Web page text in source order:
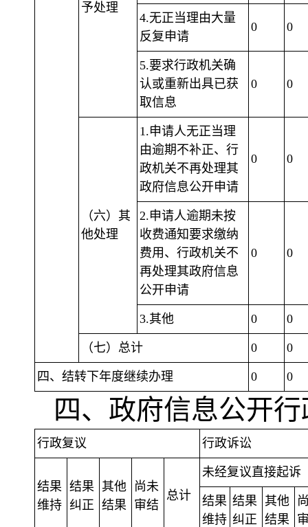
予处理
4.无正当理由大量
反复申请
0 0
5.要求行政机关确
认或重新出具已获
取信息
0 0
（六）其
他处理
1.申请人无正当理
由逾期不补正、行
政机关不再处理其
政府信息公开申请
0 0
2.申请人逾期未按
收费通知要求缴纳
费用、行政机关不
再处理其政府信息
公开申请
0 0
3.其他 0 0
（七）总计 0 0
四、结转下年度继续办理 0 0
四、政府信息公开
行政复议 行政诉讼
结果
维持
结果
纠正
其他
结果
尚未
审结
总计
未经复议直接起诉
结果
维持
结果
纠正
其他
结果